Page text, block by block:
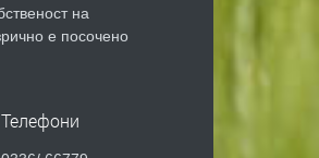
на
е посочено
Телефони